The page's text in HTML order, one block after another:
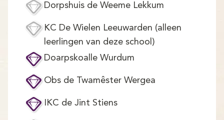
Dorpshuis de Weeme Lekkum
KC De Wielen Leeuwarden (alleen
leerlingen van deze school)
Doarpskoalle Wurdum
Obs de Twamêster Wergea
IKC de Jint Stiens